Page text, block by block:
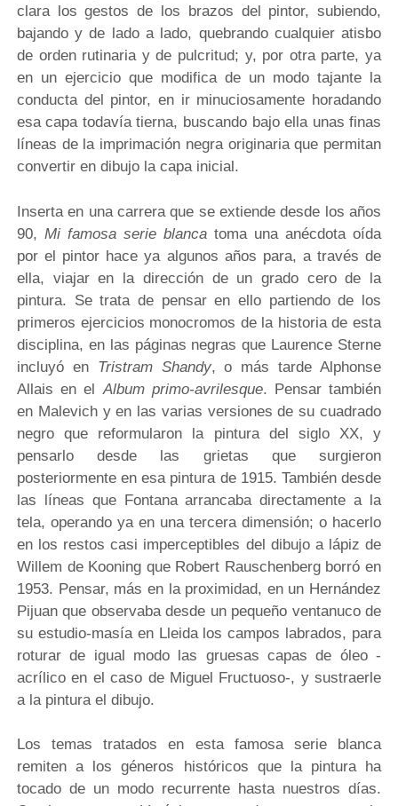
clara los gestos de los brazos del pintor, subiendo,
bajando y de lado a lado, quebrando cualquier atisbo
de orden rutinaria y de pulcritud; y, por otra parte, ya
en un ejercicio que modifica de un modo tajante la
conducta del pintor, en ir minuciosamente horadando
esa capa todavía tierna, buscando bajo ella unas finas
líneas de la imprimación negra originaria que permitan
convertir en dibujo la capa inicial.
Inserta en una carrera que se extiende desde los años
90, Mi famosa serie blanca toma una anécdota oída
por el pintor hace ya algunos años para, a través de
ella, viajar en la dirección de un grado cero de la
pintura. Se trata de pensar en ello partiendo de los
primeros ejercicios monocromos de la historia de esta
disciplina, en las páginas negras que Laurence Sterne
incluyó en Tristram Shandy, o más tarde Alphonse
Allais en el Album primo-avrilesque. Pensar también
en Malevich y en las varias versiones de su cuadrado
negro que reformularon la pintura del siglo XX, y
pensarlo desde las grietas que surgieron
posteriormente en esa pintura de 1915. También desde
las líneas que Fontana arrancaba directamente a la
tela, operando ya en una tercera dimensión; o hacerlo
en los restos casi imperceptibles del dibujo a lápiz de
Willem de Kooning que Robert Rauschenberg borró en
1953. Pensar, más en la proximidad, en un Hernández
Pijuan que observaba desde un pequeño ventanuco de
su estudio-masía en Lleida los campos labrados, para
roturar de igual modo las gruesas capas de óleo -
acrílico en el caso de Miguel Fructuoso-, y sustraerle
a la pintura el dibujo.
Los temas tratados en esta famosa serie blanca
remiten a los géneros históricos que la pintura ha
tocado de un modo recurrente hasta nuestros días.